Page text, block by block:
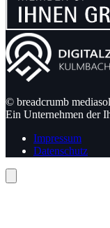
© breadcrumb
Ein Unternehmen der
Impressum
Datenschutz